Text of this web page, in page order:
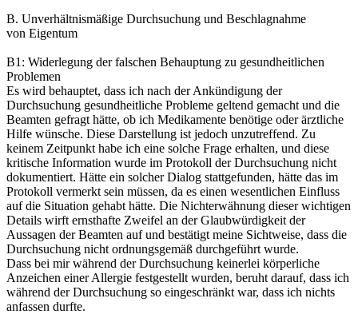
B. Unverhältnismäßige Durchsuchung und Beschlagnahme
von Eigentum
B1: Widerlegung der falschen Behauptung zu gesundheitlichen
Problemen
Es wird behauptet, dass ich nach der Ankündigung der
Durchsuchung gesundheitliche Probleme geltend gemacht und die
Beamten gefragt hätte, ob ich Medikamente benötige oder ärztliche
Hilfe wünsche. Diese Darstellung ist jedoch unzutreffend. Zu
keinem Zeitpunkt habe ich eine solche Frage erhalten, und diese
kritische Information wurde im Protokoll der Durchsuchung nicht
dokumentiert. Hätte ein solcher Dialog stattgefunden, hätte das im
Protokoll vermerkt sein müssen, da es einen wesentlichen Einfluss
auf die Situation gehabt hätte. Die Nichterwähnung dieser wichtigen
Details wirft ernsthafte Zweifel an der Glaubwürdigkeit der
Aussagen der Beamten auf und bestätigt meine Sichtweise, dass die
Durchsuchung nicht ordnungsgemäß durchgeführt wurde.
Dass bei mir während der Durchsuchung keinerlei körperliche
Anzeichen einer Allergie festgestellt wurden, beruht darauf, dass ich
während der Durchsuchung so eingeschränkt war, dass ich nichts
anfassen durfte.